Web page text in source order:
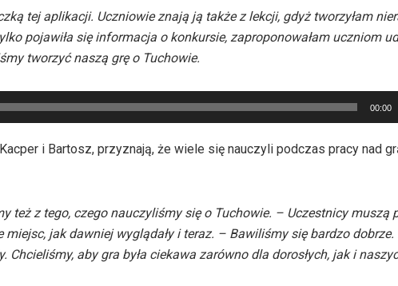
tej aplikacji. Uczniowie znają ją także z lekcji, gdyż tworzyłam
pojawiła się informacja o konkursie, zaproponowałam uczniom
tworzyć naszą grę o Tuchowie.
00:00
i Bartosz, przyznają, że wiele się nauczyli podczas pracy nad
też z tego, czego nauczyliśmy się o Tuchowie. – Uczestnicy muszą
jak dawniej wyglądały i teraz. – Bawiliśmy się bardzo
aby gra była ciekawa zarówno dla dorosłych, jak i